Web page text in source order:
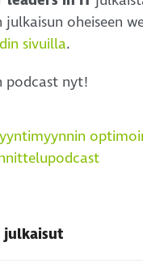
oheiseen
sivuilla.
podcast nyt!
myynnin
podcast
julkaisut